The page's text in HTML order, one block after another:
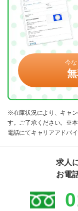
今な
※在庫状況により、キャ
す。ご了承ください。※
電話にてキャリアアドバ
求人
お電